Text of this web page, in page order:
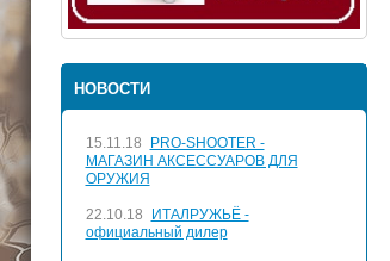
НОВОСТИ
15.11.18
PRO-SHOOTER -
МАГАЗИН АКСЕССУАРОВ ДЛЯ
ОРУЖИЯ
22.10.18
ИТАЛРУЖЬЁ -
официальный дилер